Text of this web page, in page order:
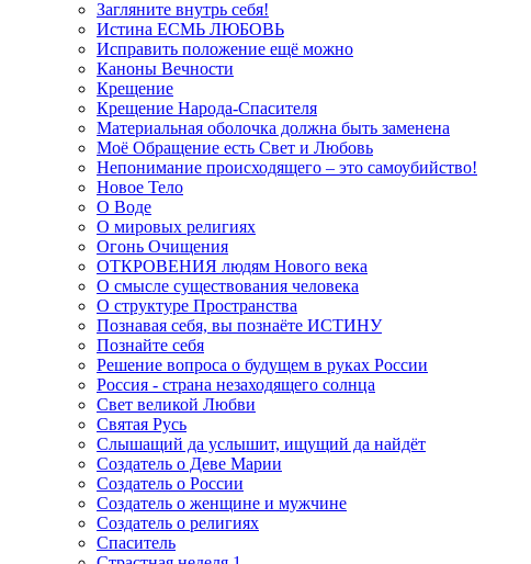
Загляните внутрь себя!
Истина ЕСМЬ ЛЮБОВЬ
Исправить положение ещё можно
Каноны Вечности
Крещение
Крещение Народа-Спасителя
Материальная оболочка должна быть заменена
Моё Обращение есть Свет и Любовь
Непонимание происходящего – это самоубийство!
Новое Тело
О Воде
О мировых религиях
Огонь Очищения
ОТКРОВЕНИЯ людям Нового века
О смысле существования человека
О структуре Пространства
Познавая себя, вы познаёте ИСТИНУ
Познайте себя
Решение вопроса о будущем в руках России
Россия - страна незаходящего солнца
Свет великой Любви
Святая Русь
Слышащий да услышит, ищущий да найдёт
Создатель о Деве Марии
Создатель о России
Создатель о женщине и мужчине
Создатель о религиях
Спаситель